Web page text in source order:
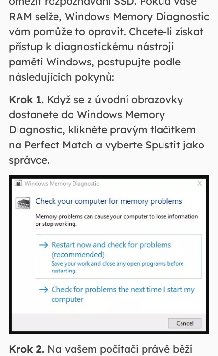
RAM selže, Windows Memory Diagnostic
vám pomůže to opravit. Chcete-li získat
přístup k diagnostickému nástroji
paměti Windows, postupujte podle
následujících pokynů:
Krok 1.Když se z úvodní obrazovky
dostanete do Windows Memory
Diagnostic, klikněte pravým tlačítkem
na Perfect Match a vyberte Spustit jako
správce.
Krok 2.Na vašem počítači právě běží